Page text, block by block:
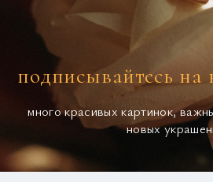
подписывайтесь
много красивых картинок,
новых